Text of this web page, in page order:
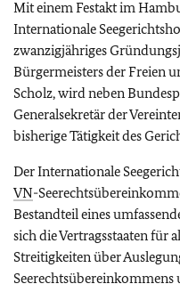
Mit einem Festakt im
Internationale
zwanzigjähriges
Bürgermeisters der Freien
Scholz, wird neben
Generalsekretär der
bisherige Tätigkeit des
Der Internationale
VN-
Bestandteil eines
sich die Vertragsstaaten für
Streitigkeiten über